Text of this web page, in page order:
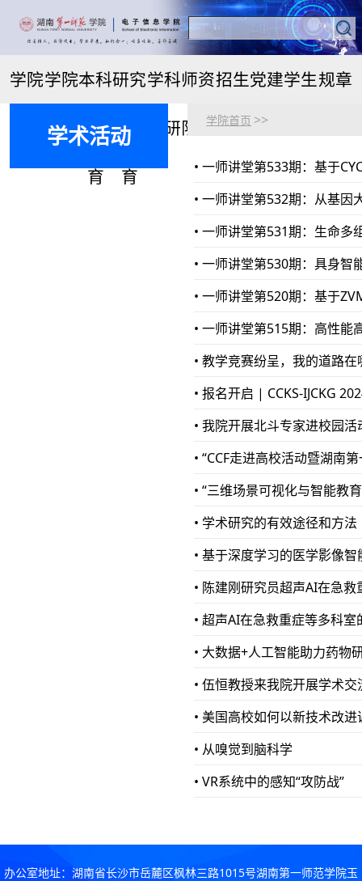
学院学院
概况
本科
生教
育
研究
生教
育
学科
科研
师资
队伍
招生
就业
党建
思政
学生规章
学术活动
学院首页 >>
• 一师讲堂第533期：基于
• 一师讲堂第532期：从基因
• 一师讲堂第531期：生命多
• 一师讲堂第530期：具身智
• 一师讲堂第520期：基于
• 一师讲堂第515期：高性能
• 教学竞赛纷呈，我的道路
• 报名开启 | CCKS-IJCKG
• 我院开展北斗专家进校园活
• “CCF走进高校活动暨湖南
• “三维场景可视化与智能教
• 学术研究的有效途径和方法
• 基于深度学习的医学影像
• 陈建刚研究员超声AI在急
• 超声AI在急救重症等多科室
• 大数据+人工智能助力药物
• 伍恒教授来我院开展学术交
• 美国高校如何以新技术改
• 从嗅觉到脑科学
• VR系统中的感知“攻防战”
办公室地址：湖南省长沙市岳麓区枫林三路1015号湖南第一师范学院玉